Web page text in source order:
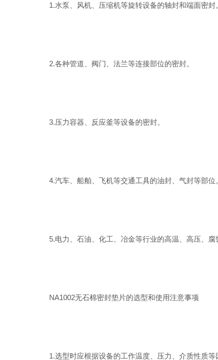
1.水泵、风机、压缩机等旋转设备的轴封和端面密封
2.各种管道、阀门、法兰等连接部位的密封。
3.压力容器、反应釜等设备的密封。
4.汽车、船舶、飞机等交通工具的油封、气封等部位
5.电力、石油、化工、冶金等行业的高温、高压、腐
NA1002无石棉密封垫片的选型和使用注意事项
1.选型时应根据设备的工作温度、压力、介质性质等